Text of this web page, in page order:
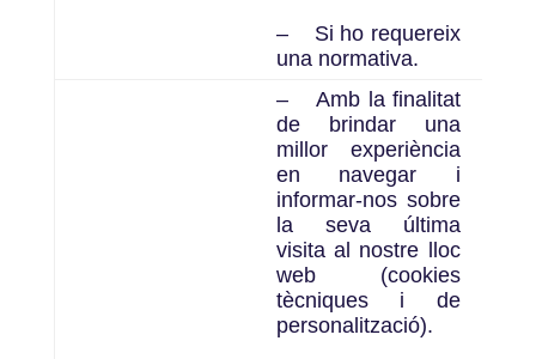
–
Si ho requereix
una normativa.
–
Amb la finalitat
de brindar una
millor experiència
en navegar i
informar-nos sobre
la seva última
visita al nostre lloc
web (cookies
tècniques i de
personalització).